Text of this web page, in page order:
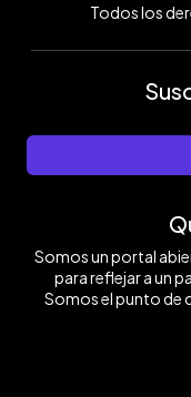
Todos los
Somos un portal
para reflejar a un
Somos el punto de